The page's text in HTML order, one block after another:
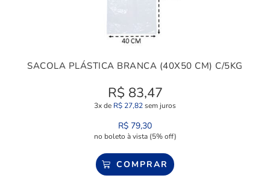
SACOLA PLÁSTICA BRANCA (40X50 CM) C/5KG
R$ 83,47
3x de R$ 27,82sem juros
R$ 79,30
no boleto à vista (5% off)
COMPRAR